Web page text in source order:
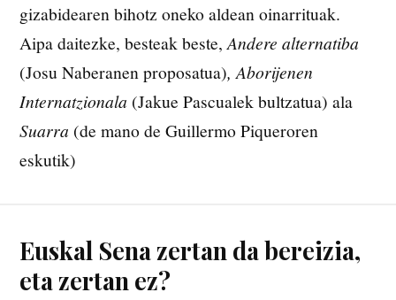
gizabidearen bihotz oneko aldean oinarrituak.
Aipa daitezke, besteak beste,Andere alternatiba
(Josu Naberanen proposatua), Aborijenen
Internatzionala (Jakue Pascualek bultzatua) ala
Suarra (de mano de Guillermo Piqueroren
eskutik)
Euskal Sena zertan da bereizia,
eta zertan ez?